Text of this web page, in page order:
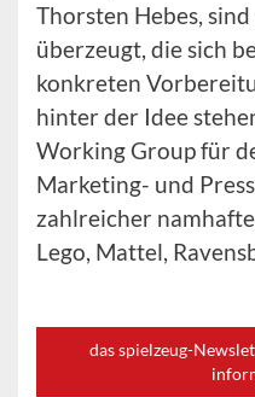
Thorsten Hebes,
überzeugt, die sich
konkreten
hinter der Idee
Working Group für
Marketing- und
zahlreicher
Lego, Mattel,
das spielzeug-